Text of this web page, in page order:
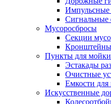
Импульсные
Сигнальные
Мусоросбросы
Секции
Кронштейны
Пункты для мойки
Эстакады
Очистные
Емкости для
Искусственные